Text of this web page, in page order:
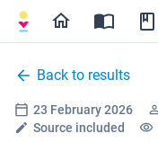
Back to results
23 February 2026
Source included